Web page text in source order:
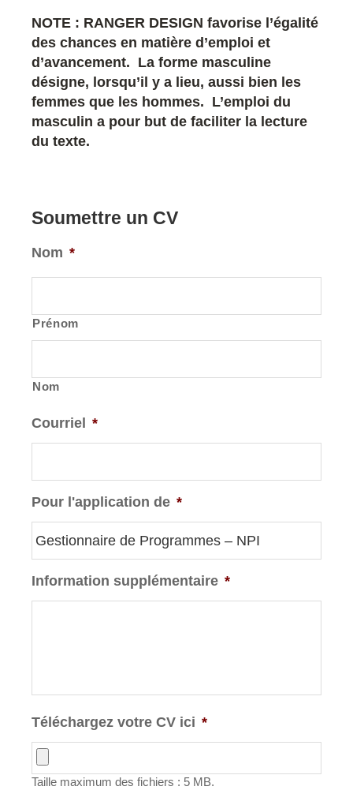
NOTE : RANGER DESIGN favorise l’égalité
des chances en matière d’emploi et
d’avancement. La forme masculine
désigne, lorsqu’il y a lieu, aussi bien les
femmes que les hommes. L’emploi du
masculin a pour but de faciliter la lecture
du texte.
Soumettre un CV
Nom *
Prénom
Nom
Courriel *
Pour l'application de *
Information supplémentaire *
Téléchargez votre CV ici *
Taille maximum des fichiers : 5 MB.